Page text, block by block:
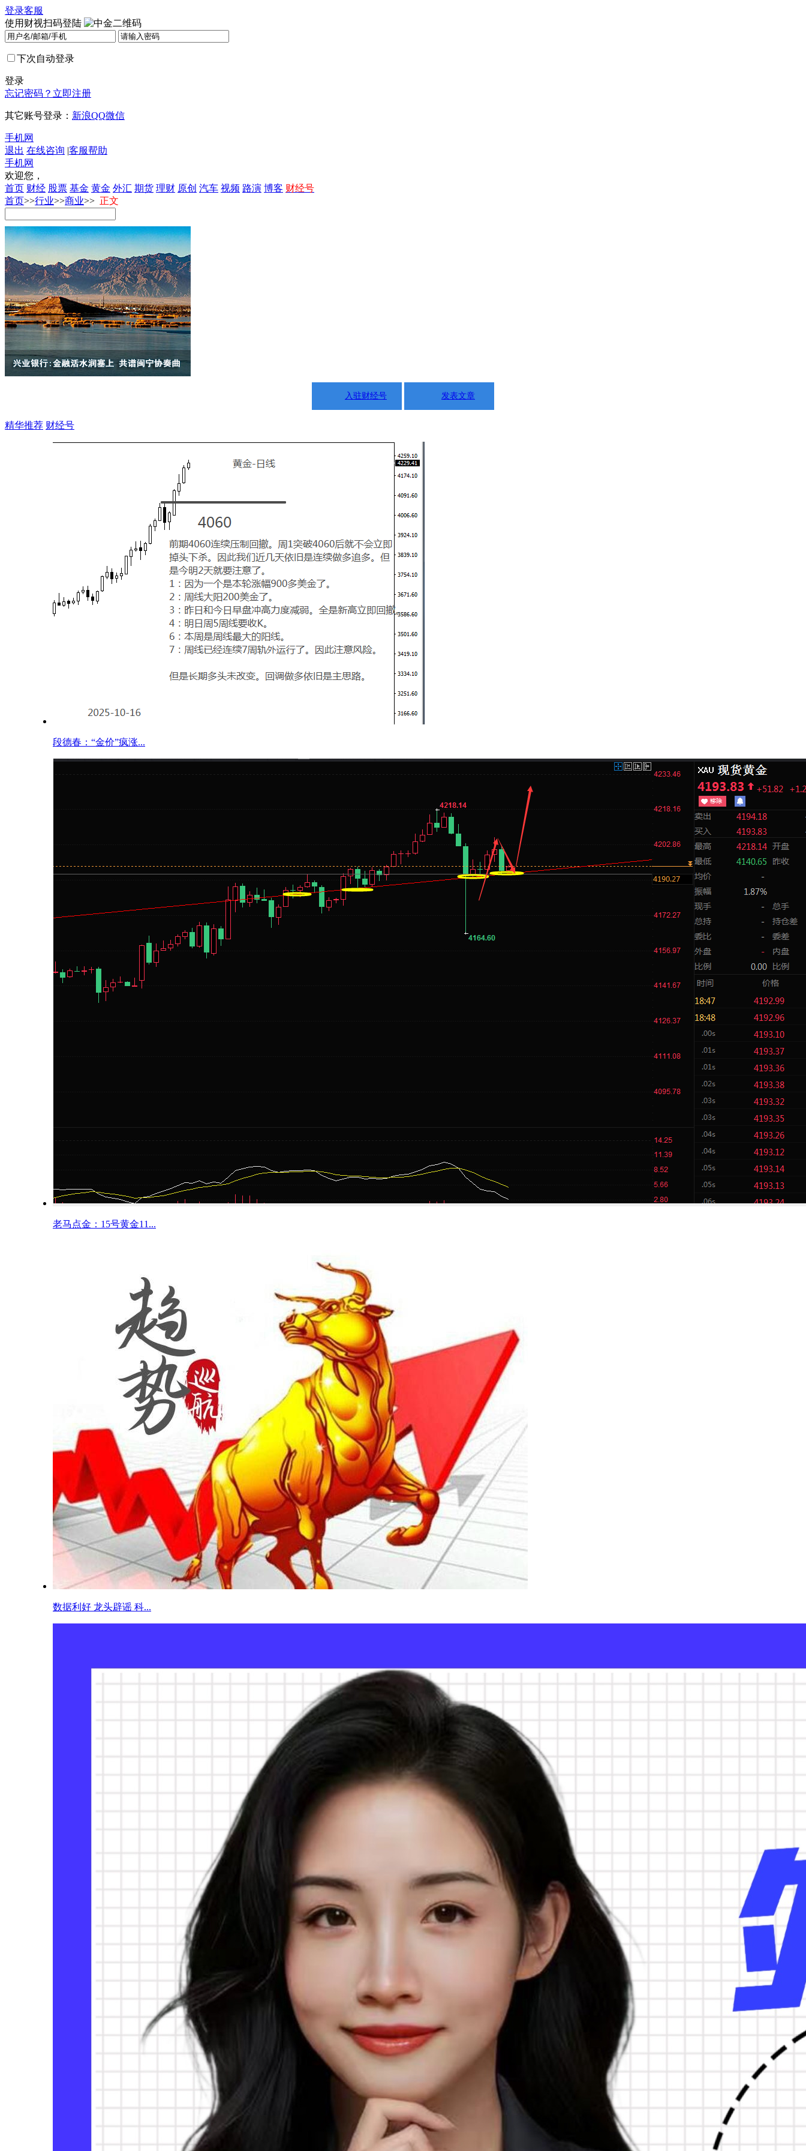
登录客服
使用财视扫码登陆
下次自动登录
登录
忘记密码？ 立即注册
其它账号登录： 新浪QQ微信
手机网
退出 在线咨询 |客服帮助
手机网
欢迎您，
首页 财经 股票 基金 黄金 外汇 期货 理财 原创 汽车 视频 路演 博客 财经号
首页>>行业>>商业>> 正文
入驻财经号 发表文章
精华推荐 财经号
段德春：“金价”疯涨...
老马点金：15号黄金11...
数据利好 龙头辟谣 科...